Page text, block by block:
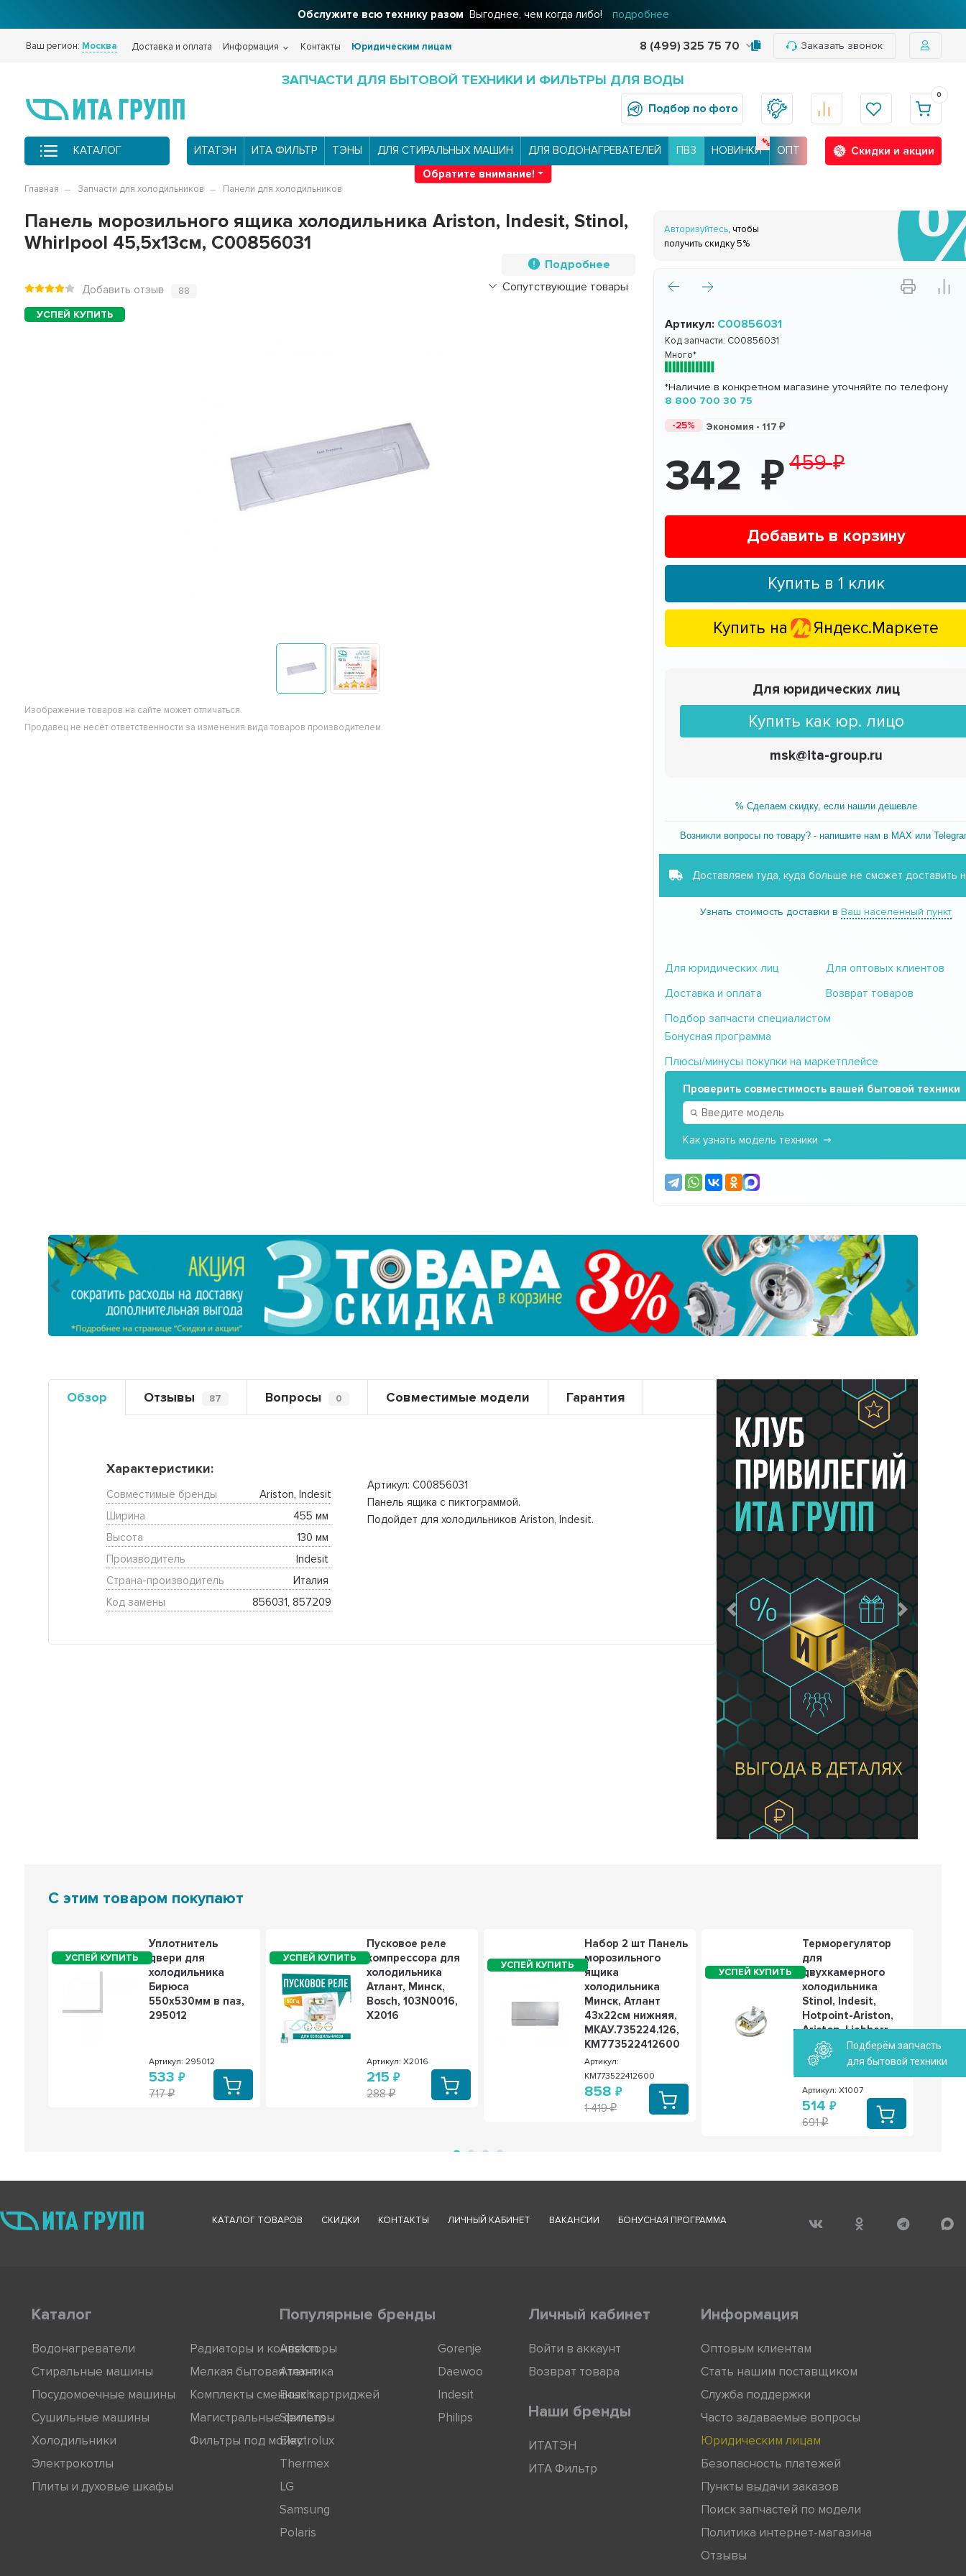
Обслужите всю технику разом Выгоднее, чем когда либо! подробнее
Ваш регион: Москва Доставка и оплата Информация Контакты Юридическим лицам 8 (499) 325 75 70 Заказать звонок
ЗАПЧАСТИ ДЛЯ БЫТОВОЙ ТЕХНИКИ И ФИЛЬТРЫ ДЛЯ ВОДЫ
Подбор по фото
0
КАТАЛОГ ИТАТЭН ИТА ФИЛЬТР ТЭНЫ ДЛЯ СТИРАЛЬНЫХ МАШИН ДЛЯ ВОДОНАГРЕВАТЕЛЕЙ ПВЗ НОВИНКИ ОПТ
Скидки и акции
Обратите внимание!
Главная Запчасти для холодильников Панели для холодильников
Панель морозильного ящика холодильника Ariston, Indesit, Stinol,
Whirlpool 45,5х13см, C00856031
Подробнее
Сопутствующие товары
Добавить отзыв 88
Изображение товаров на сайте может отличаться.
Продавец не несёт ответственности за изменения вида товаров производителем.
Авторизуйтесь, чтобы
получить скидку 5%
Артикул: C00856031
Код запчасти: C00856031
Много*
*Наличие в конкретном магазине уточняйте по телефону
8 800 700 30 75
-25% Экономия -117
342 459
Добавить в корзину
Купить в 1 клик
Купить на Яндекс.Маркете
Для юридических лиц
Купить как юр. лицо
msk@ita-group.ru
% Сделаем скидку, если нашли дешевле
Возникли вопросы по товару? - напишите нам в MAX или
Доставляем туда, куда больше не сможет доставить
Узнать стоимость доставки вВаш населенный пункт
Для юридических лиц
Для оптовых клиентов
Доставка и оплата
Возврат товаров
Подбор запчасти специалистом
Бонусная программа
Плюсы/минусы покупки на маркетплейсе
Проверить совместимость вашей бытовой техники
Как узнать модель техники
Предыдущий
Обзор Отзывы 87 Вопросы 0 Совместимые модели Гарантия
Артикул: C00856031
Панель ящика с пиктограммой.
Подойдет для холодильников Ariston, Indesit.
Характеристики:
Совместимые бренды
Ariston, Indesit
Ширина
455 мм
Высота
130 мм
Производитель
Indesit
Страна-производитель
Италия
Код замены
856031, 857209
Предыдущий
Следующий
С этим товаром покупают
Уплотнитель
двери для
холодильника
Бирюса
550х530мм в паз,
295012
Артикул: 295012
533
717
Пусковое реле
компрессора для
холодильника
Атлант, Минск,
Bosch, 103N0016,
X2016
Артикул: X2016
215
288
Набор 2 шт Панель
морозильного
ящика
холодильника
Минск, Атлант
43x22см нижняя,
МКАУ.735224.126,
KM773522412600
Артикул:
KM773522412600
858
1 419
Терморегулятор
для
двухкамерного
холодильника
Stinol, Indesit,
Hotpoint-Ariston,
Ariston, Liebherr,
Атлант МХМ,
ТАМ-133, К59,
Артикул: Х1007
514
691
КАТАЛОГ ТОВАРОВ СКИДКИ КОНТАКТЫ ЛИЧНЫЙ КАБИНЕТ ВАКАНСИИ БОНУСНАЯ ПРОГРАММА
Каталог
Водонагреватели
Стиральные машины
Посудомоечные машины
Сушильные машины
Холодильники
Электрокотлы
Плиты и духовые шкафы
Радиаторы и конвекторы
Мелкая бытовая техника
Комплекты сменных картриджей
Магистральные фильтры
Фильтры под мойку
Популярные бренды
Ariston
Атлант
Bosch
Siemens
Electrolux
Thermex
LG
Samsung
Polaris
Gorenje
Daewoo
Indesit
Philips
Личный кабинет
Войти в аккаунт
Возврат товара
Наши бренды
ИТАТЭН
ИТА Фильтр
Информация
Оптовым клиентам
Стать нашим поставщиком
Служба поддержки
Часто задаваемые вопросы
Юридическим лицам
Безопасность платежей
Пункты выдачи заказов
Поиск запчастей по модели
Политика интернет-магазина
Отзывы
Подберём запчасть
для бытовой техники